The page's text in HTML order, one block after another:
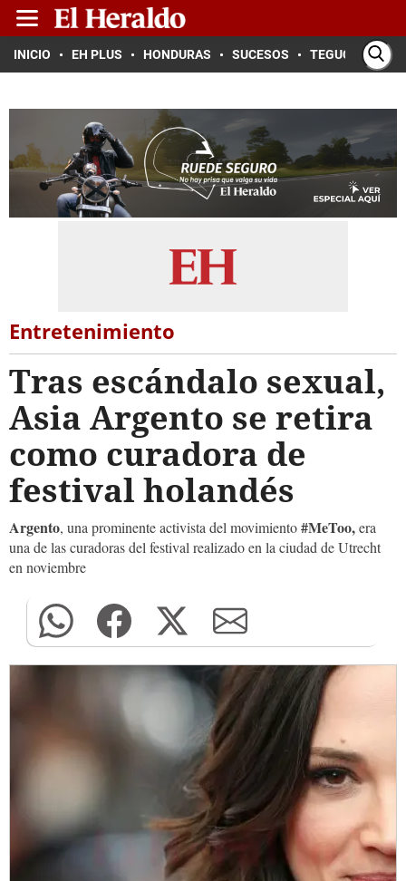
INICIO EH PLUS HONDURAS SUCESOS TEGUCIGALPA
Entretenimiento
Tras escándalo sexual,
Asia Argento se retira
como curadora de
festival holandés
Argento, una prominente activista del movimiento#MeToo,era
una de las curadoras del festival realizado en la ciudad de Utrecht
en noviembre